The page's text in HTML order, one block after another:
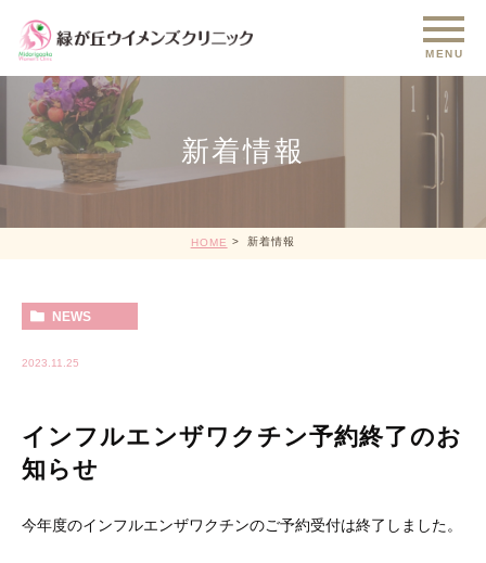
新着情報
HOME 新着情報
NEWS
2023.11.25
インフルエンザワクチン予約終了のお
知らせ
今年度のインフルエンザワクチンのご予約受付は終了しました。